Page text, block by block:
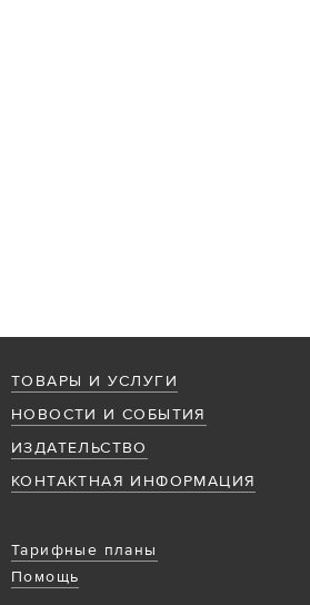
ТОВАРЫ И УСЛУГИ
НОВОСТИ И СОБЫТИЯ
ИЗДАТЕЛЬСТВО
КОНТАКТНАЯ ИНФОРМАЦИЯ
Тарифные планы
Помощь